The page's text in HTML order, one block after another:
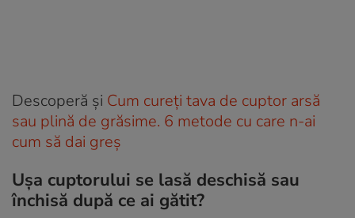
Descoperă și Cum cureți tava de cuptor arsă
sau plină de grăsime. 6 metode cu care n-ai
cum să dai greș
Ușa cuptorului se lasă deschisă sau
închisă după ce ai gătit?